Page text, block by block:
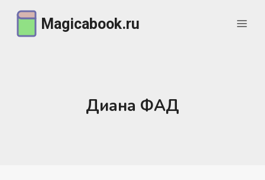
содержимому
Magicabook.ru
Диана ФАД